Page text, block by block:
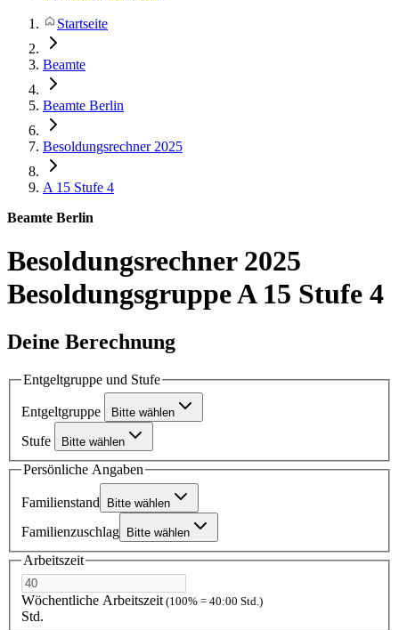
Startseite
Beamte
Beamte Berlin
Besoldungsrechner 2025
A 15 Stufe 4
Beamte Berlin
Besoldungsrechner 2025
Besoldungsgruppe A 15 Stufe 4
Deine Berechnung
Entgeltgruppe und Stufe
Entgeltgruppe Bitte wählen
Stufe Bitte wählen
Persönliche Angaben
Familienstand Bitte wählen
Familienzuschlag Bitte wählen
Arbeitszeit
Wöchentliche Arbeitszeit (100% = 40:00 Std.)
Std.